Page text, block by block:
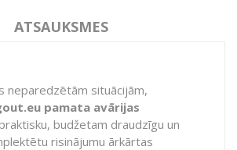
ATSAUKSMES
neparedzētām situācijām,
pamata avārijas
budžetam draudzīgu un
risinājumu ārkārtas